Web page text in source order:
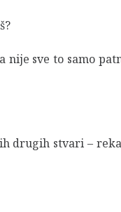
sve to samo
drugih stvari –